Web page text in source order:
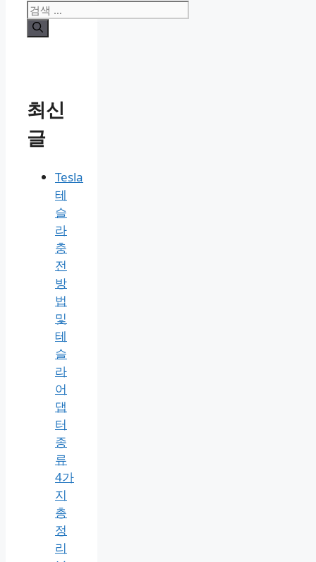
검
색:
최신
글
Tesla
테
슬
라
충
전
방
법
및
테
슬
라
어
댑
터
종
류
4가
지
총
정
리